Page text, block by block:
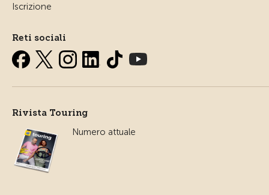
Iscrizione
Reti sociali
Rivista Touring
Numero attuale